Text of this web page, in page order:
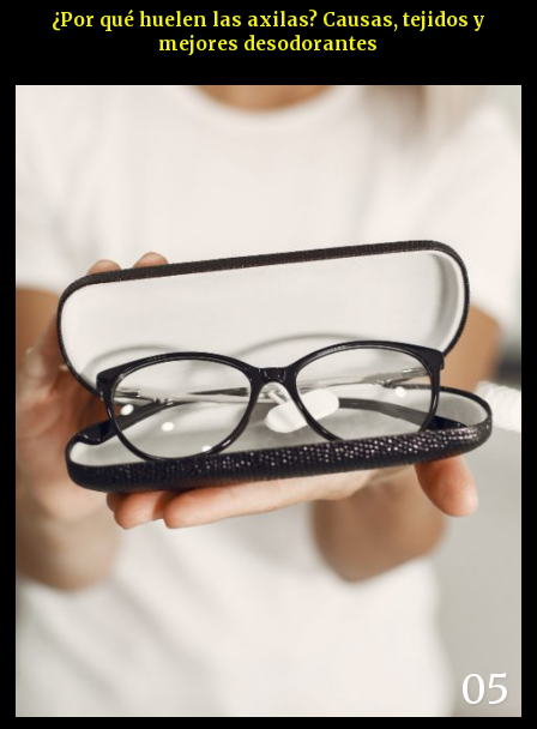
¿Por qué huelen las axilas? Causas, tejidos y
mejores desodorantes
05